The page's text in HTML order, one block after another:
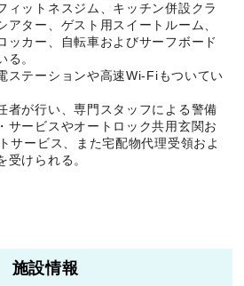
ィットネスジム、キッチン併設クラ
アター、ゲスト用スイートルーム、
ッカー、自転車およびサーフボード
る。
ステーションや高速Wi-Fiもついてい
者が行い、専門スタッフによる警備
サービスやオートロック共用玄関お
サービス、また宅配物代理受領およ
受けられる。
施設情報